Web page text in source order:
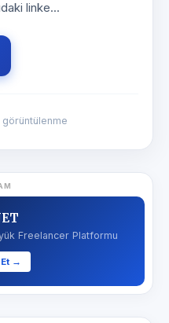
linke...
Freelancer Platformu
→